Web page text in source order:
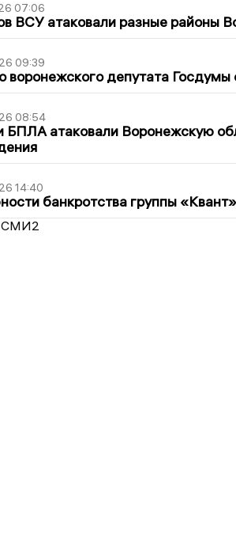
07:06
ВСУ атаковали разные районы
09:39
воронежского депутата Госдумы
08:54
БПЛА атаковали Воронежскую
14:40
банкротства группы
СМИ2